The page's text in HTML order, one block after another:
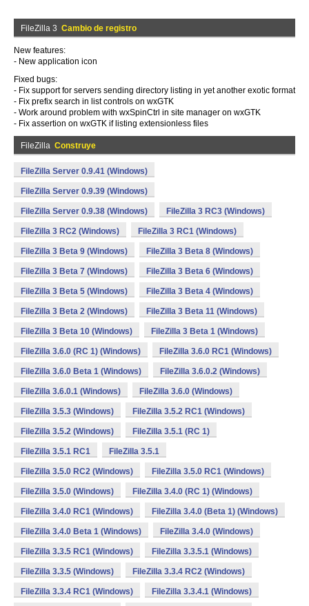
FileZilla 3 Cambio de registro
New features:
- New application icon
Fixed bugs:
- Fix support for servers sending directory listing in yet another exotic format
- Fix prefix search in list controls on wxGTK
- Work around problem with wxSpinCtrl in site manager on wxGTK
- Fix assertion on wxGTK if listing extensionless files
FileZilla Construye
FileZilla Server 0.9.41 (Windows)
FileZilla Server 0.9.39 (Windows)
FileZilla Server 0.9.38 (Windows) FileZilla 3 RC3 (Windows)
FileZilla 3 RC2 (Windows) FileZilla 3 RC1 (Windows)
FileZilla 3 Beta 9 (Windows) FileZilla 3 Beta 8 (Windows)
FileZilla 3 Beta 7 (Windows) FileZilla 3 Beta 6 (Windows)
FileZilla 3 Beta 5 (Windows) FileZilla 3 Beta 4 (Windows)
FileZilla 3 Beta 2 (Windows) FileZilla 3 Beta 11 (Windows)
FileZilla 3 Beta 10 (Windows) FileZilla 3 Beta 1 (Windows)
FileZilla 3.6.0 (RC 1) (Windows) FileZilla 3.6.0 RC1 (Windows)
FileZilla 3.6.0 Beta 1 (Windows) FileZilla 3.6.0.2 (Windows)
FileZilla 3.6.0.1 (Windows) FileZilla 3.6.0 (Windows)
FileZilla 3.5.3 (Windows) FileZilla 3.5.2 RC1 (Windows)
FileZilla 3.5.2 (Windows) FileZilla 3.5.1 (RC 1)
FileZilla 3.5.1 RC1 FileZilla 3.5.1
FileZilla 3.5.0 RC2 (Windows) FileZilla 3.5.0 RC1 (Windows)
FileZilla 3.5.0 (Windows) FileZilla 3.4.0 (RC 1) (Windows)
FileZilla 3.4.0 RC1 (Windows) FileZilla 3.4.0 (Beta 1) (Windows)
FileZilla 3.4.0 Beta 1 (Windows) FileZilla 3.4.0 (Windows)
FileZilla 3.3.5 RC1 (Windows) FileZilla 3.3.5.1 (Windows)
FileZilla 3.3.5 (Windows) FileZilla 3.3.4 RC2 (Windows)
FileZilla 3.3.4 RC1 (Windows) FileZilla 3.3.4.1 (Windows)